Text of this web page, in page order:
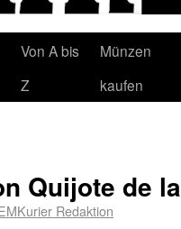
Von A bis
Z
Münzen
kaufen
Quijote de
Redaktion